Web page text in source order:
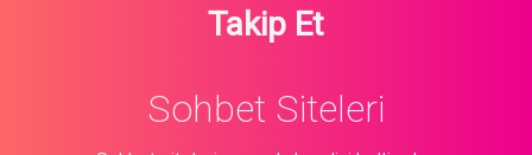
Takip Et
Sohbet Siteleri